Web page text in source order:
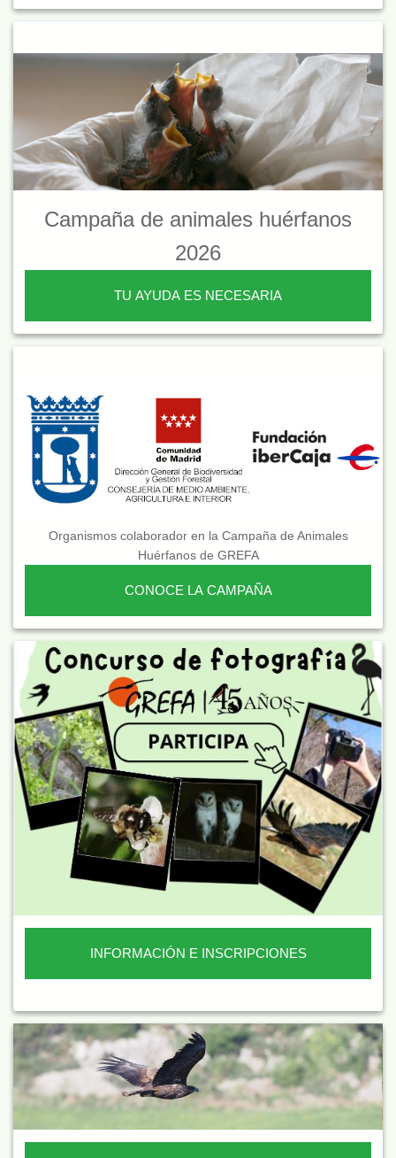
Campaña de animales huérfanos
2026
TU AYUDA ES NECESARIA
Organismos colaborador en la Campaña de Animales
Huérfanos de GREFA
CONOCE LA CAMPAÑA
INFORMACIÓN E INSCRIPCIONES